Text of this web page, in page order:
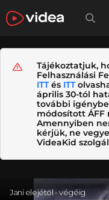
Tájékoztatjuk,
Felhasználási
ITTés ITT
április 30-tól
további
módosított ÁFF
Amennyiben
kérjük, ne
VideaKid